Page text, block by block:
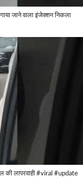
जाने वाला इंजेक्शन निकला
की लापरवाही #viral #update